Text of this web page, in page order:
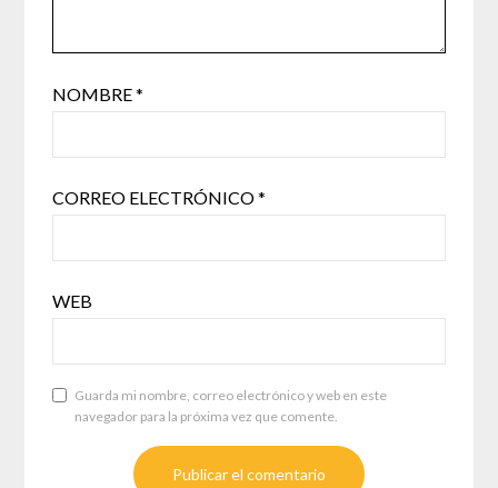
NOMBRE*
CORREO ELECTRÓNICO*
WEB
Guarda mi nombre, correo electrónico y web en este
navegador para la próxima vez que comente.